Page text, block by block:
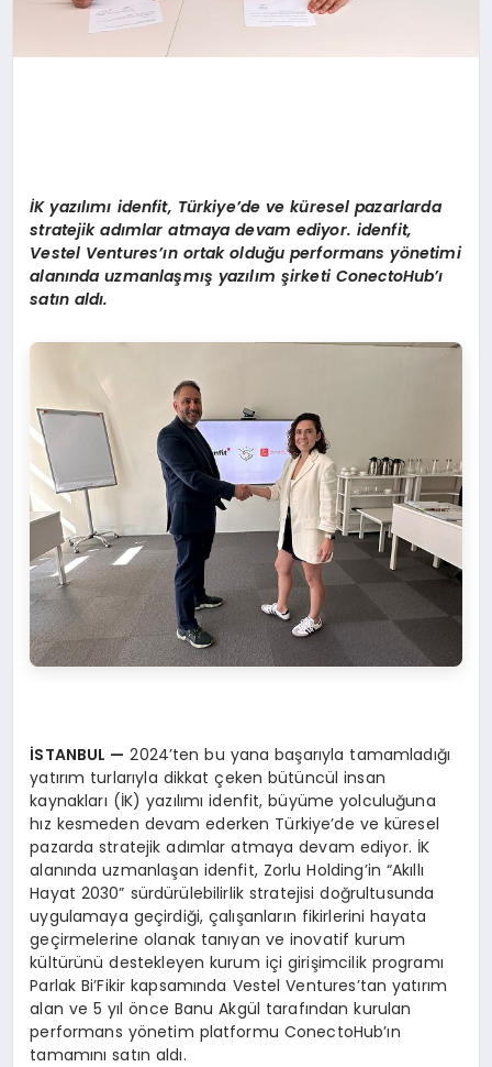
İK yazılımı idenfit, Türkiye’de ve küresel pazarlarda
stratejik adımlar atmaya devam ediyor. idenfit,
Vestel Ventures’ın ortak olduğu performans yönetimi
alanında uzmanlaşmış yazılım şirketi ConectoHub’ı
satın aldı.
İSTANBUL — 2024’ten bu yana başarıyla tamamladığı
yatırım turlarıyla dikkat çeken bütüncül insan
kaynakları (İK) yazılımı idenfit, büyüme yolculuğuna
hız kesmeden devam ederken Türkiye’de ve küresel
pazarda stratejik adımlar atmaya devam ediyor. İK
alanında uzmanlaşan idenfit, Zorlu Holding’in “Akıllı
Hayat 2030” sürdürülebilirlik stratejisi doğrultusunda
uygulamaya geçirdiği, çalışanların fikirlerini hayata
geçirmelerine olanak tanıyan ve inovatif kurum
kültürünü destekleyen kurum içi girişimcilik programı
Parlak Bi’Fikir kapsamında Vestel Ventures’tan yatırım
alan ve 5 yıl önce Banu Akgül tarafından kurulan
performans yönetim platformu ConectoHub’ın
tamamını satın aldı.